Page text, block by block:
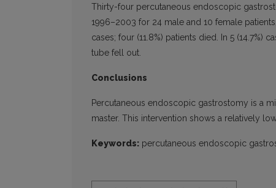
Thirty-four percutaneous endoscopic
1996–2003 for 24 male and 10 female
cases; four (11.8%) patients died. In 5
tube fell out.
Conclusions
Percutaneous endoscopic gastrostomy is a
master. This intervention shows a relatively
Keywords: percutaneous endoscopic